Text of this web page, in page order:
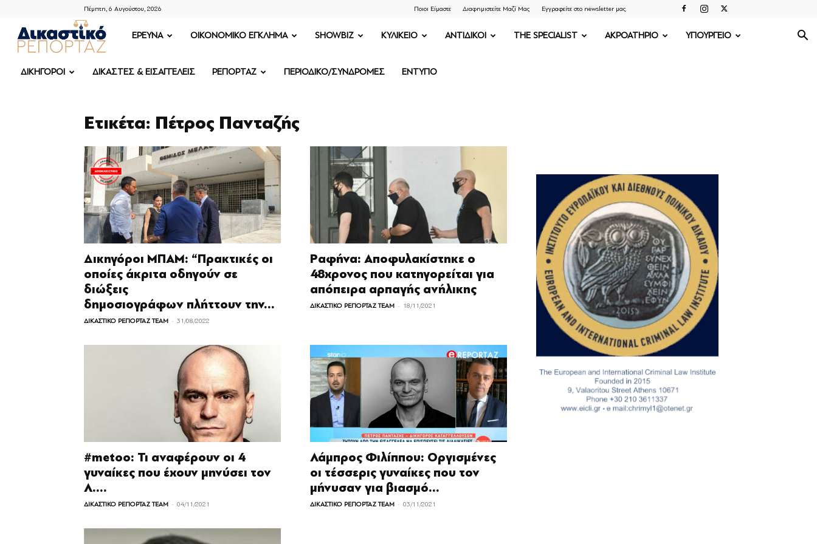
Πέμπτη, 6 Αυγούστου, 2026 Ποιοι Είμαστε Διαφημιστείτε Μαζί Μας Εγγραφείτε στο newsletter μας
ΔΙΚΑΣΤΙΚΟ
ΡΕΠΟΡΤΑΖ
ΕΡΕΥΝΑ OIKONOMIKO ΕΓΚΛΗΜΑ SHOWBIZ ΚΥΛΙΚΕΙΟ ΑΝΤΙΔΙΚΟΙ THE SPECIALIST ΑΚΡΟΑΤΗΡΙΟ ΥΠΟΥΡΓΕΙΟ
ΔΙΚΗΓΟΡΟΙ ΔΙΚΑΣΤΕΣ & ΕΙΣΑΓΓΕΛΕΙΣ ΡΕΠΟΡΤΑΖ ΠΕΡΙΟΔΙΚΟ/ΣΥΝΔΡΟΜΕΣ ΕΝΤΥΠΟ
Ετικέτα: Πέτρος Πανταζής
Δικηγόροι ΜΠΑΜ: “Πρακτικές οι
οποίες άκριτα οδηγούν σε
διώξεις
δημοσιογράφων πλήττουν την...
ΔΙΚΑΣΤΙΚΟ ΡΕΠΟΡΤΑΖ TEAM - 31/08/2022
Ραφήνα: Αποφυλακίστηκε ο
48χρονος που κατηγορείται για
απόπειρα αρπαγής ανήλικης
ΔΙΚΑΣΤΙΚΟ ΡΕΠΟΡΤΑΖ TEAM - 18/11/2021
#metoo: Τι αναφέρουν οι 4
γυναίκες που έχουν μηνύσει τον
Λ....
ΔΙΚΑΣΤΙΚΟ ΡΕΠΟΡΤΑΖ TEAM - 04/11/2021
Λάμπρος Φιλίππου: Οργισμένες
οι τέσσερις γυναίκες που τον
μήνυσαν για βιασμό...
ΔΙΚΑΣΤΙΚΟ ΡΕΠΟΡΤΑΖ TEAM - 03/11/2021